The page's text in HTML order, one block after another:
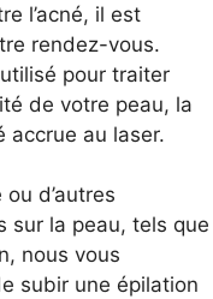
l’acné, il est
rendez-vous.
pour traiter
de votre peau, la
accrue au laser.
d’autres
sur la peau, tels que
nous vous
subir une épilation